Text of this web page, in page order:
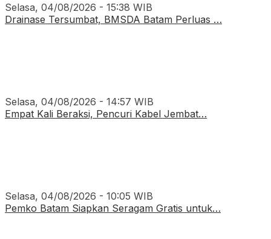
Selasa, 04/08/2026 - 15:38 WIB
Drainase Tersumbat, BMSDA Batam Perluas …
Selasa, 04/08/2026 - 14:57 WIB
Empat Kali Beraksi, Pencuri Kabel Jembat…
Selasa, 04/08/2026 - 10:05 WIB
Pemko Batam Siapkan Seragam Gratis untuk…